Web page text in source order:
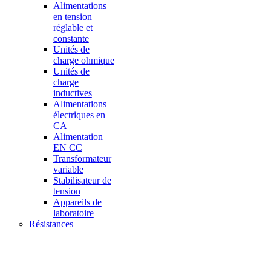
Alimentations
en tension
réglable et
constante
Unités de
charge ohmique
Unités de
charge
inductives
Alimentations
électriques en
CA
Alimentation
EN CC
Transformateur
variable
Stabilisateur de
tension
Appareils de
laboratoire
Résistances